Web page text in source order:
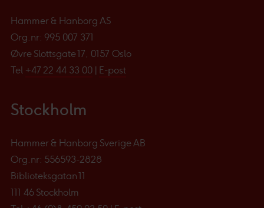
Hammer & Hanborg AS
Org.nr: 995 007 371
Øvre Slottsgate 17, 0157 Oslo
Tel +47 22 44 33 00 E-post
Stockholm
Hammer & Hanborg Sverige AB
Org.nr: 556593-2828
Biblioteksgatan 11
111 46 Stockholm